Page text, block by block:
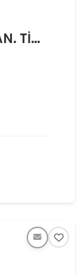
AGRO TECH TREYLER SAN. TİC. LTD. ŞTİ.